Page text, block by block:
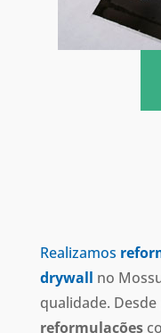
Realizamos
drywall no
qualidade.
reformulações